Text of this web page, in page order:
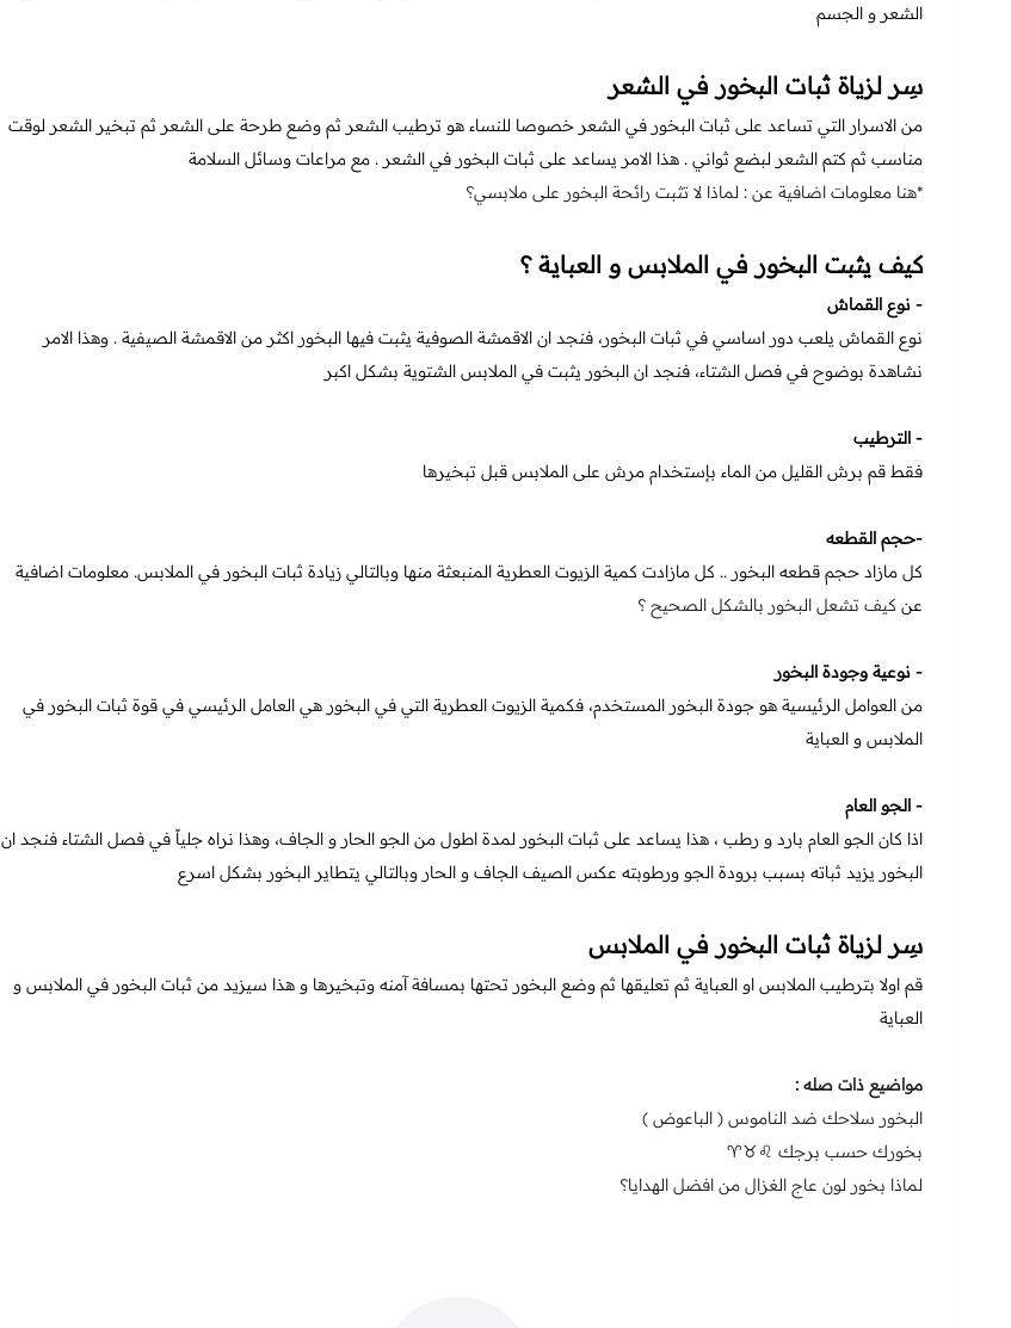
الشعر و الجسم
سِر لزياة ثبات البخور في الشعر
من الاسرار التي تساعد على ثبات البخور في الشعر خصوصا للنساء هو ترطيب الشعر ثم وضع طرحة على الشعر ثم تبخير الشعر لوقت
مناسب ثم كتم الشعر لبضع ثواني . هذا الامر يساعد على ثبات البخور في الشعر . مع مراعات وسائل السلامة
*هنا معلومات اضافية عن : لماذا لا تثبت رائحة البخور على ملابسي؟
كيف يثبت البخور في الملابس و العباية ؟
- نوع القماش
نوع القماش يلعب دور اساسي في ثبات البخور، فنجد ان الاقمشة الصوفية يثبت فيها البخور اكثر من الاقمشة الصيفية . وهذا الامر
نشاهدة بوضوح في فصل الشتاء، فنجد ان البخور يثبت في الملابس الشتوية بشكل اكبر
- الترطيب
فقط قم برش القليل من الماء بإستخدام مرش على الملابس قبل تبخيرها
-حجم القطعه
كل مازاد حجم قطعه البخور .. كل مازادت كمية الزيوت العطرية المنبعثة منها وبالتالي زيادة ثبات البخور في الملابس. معلومات اضافية
عن كيف تشعل البخور بالشكل الصحيح ؟
- نوعية وجودة البخور
من العوامل الرئيسية هو جودة البخور المستخدم، فكمية الزيوت العطرية التي في البخور هي العامل الرئيسي في قوة ثبات البخور في
الملابس و العباية
- الجو العام
اذا كان الجو العام بارد و رطب ، هذا يساعد على ثبات البخور لمدة اطول من الجو الحار و الجاف، وهذا نراه جلياً في فصل الشتاء فنجد ان
البخور يزيد ثباته بسبب برودة الجو ورطوبته عكس الصيف الجاف و الحار وبالتالي يتطاير البخور بشكل اسرع
سِر لزياة ثبات البخور في الملابس
قم اولا بترطيب الملابس او العباية ثم تعليقها ثم وضع البخور تحتها بمسافة آمنه وتبخيرها و هذا سيزيد من ثبات البخور في الملابس و
العباية
مواضيع ذات صله :
البخور سلاحك ضد الناموس ( الباعوض )
بخورك حسب برجك ♌️♉️♈️
لماذا بخور لون عاج الغزال من افضل الهدايا؟